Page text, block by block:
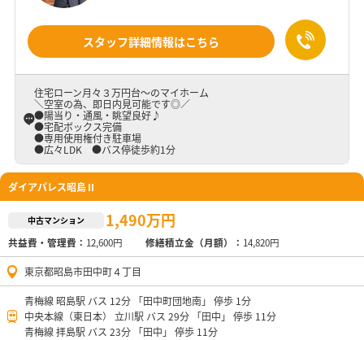
スタッフ詳細情報はこちら
住宅ローン月々３万円台～のマイホーム
＼空室の為、即日内見可能です◎／
●陽当り・通風・眺望良好♪
●宅配ボックス完備
●専用使用権付き駐車場
●広々LDK ●バス停徒歩約1分
ダイアパレス昭島Ⅱ
中古マンション 1,490万円
共益費・管理費： 12,600円 修繕積立金（月額）： 14,820円
東京都昭島市田中町４丁目
青梅線 昭島駅 バス 12分 「田中町団地南」 停歩 1分
中央本線（東日本） 立川駅 バス 29分 「田中」 停歩 11分
青梅線 拝島駅 バス 23分 「田中」 停歩 11分